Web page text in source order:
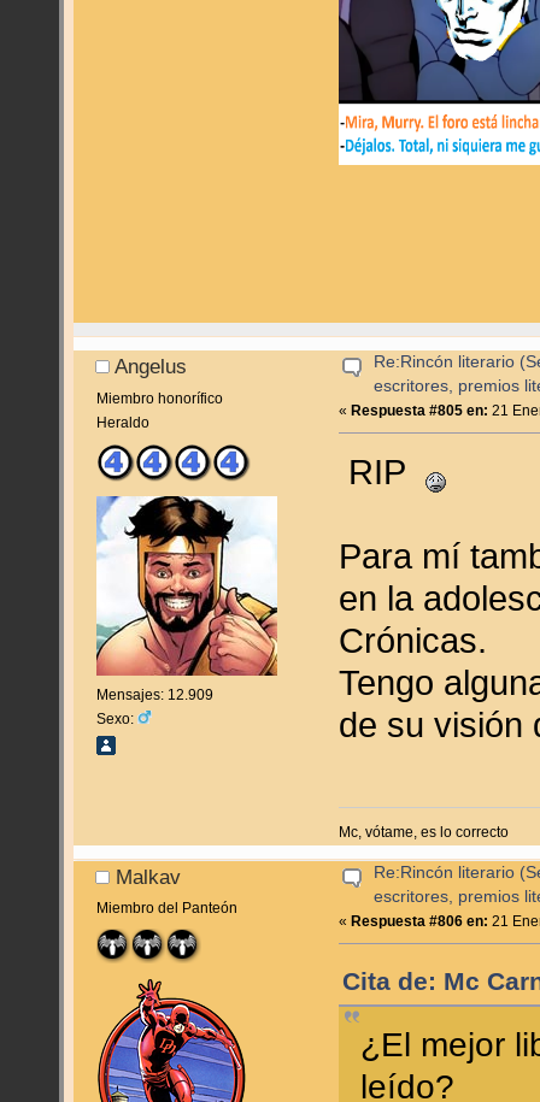
Angelus
Miembro honorífico
Heraldo
Mensajes: 12.909
Sexo:
Re:Rincón literario
escritores, premios
«Respuesta #805 en: 21
RIP
Para mí
en la
Crónicas.
Tengo
de su visión
Mc, vótame, es lo correcto
Malkav
Miembro del Panteón
Re:Rincón literario
escritores, premios
«Respuesta #806 en: 21
Cita de: Mc
¿El mejor
leído?